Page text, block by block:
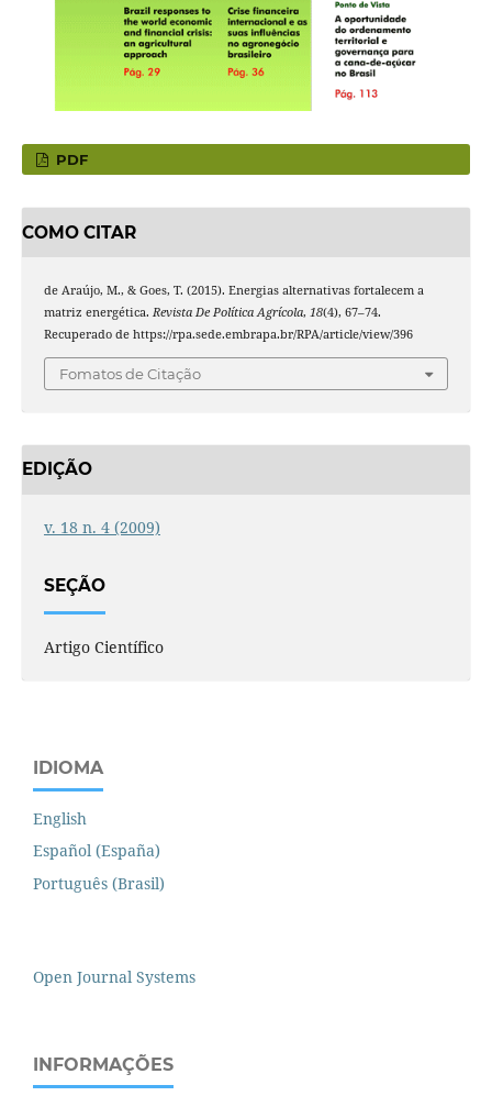
PDF
COMO CITAR
de Araújo, M., & Goes, T. (2015). Energias alternativas fortalecem a
matriz energética. Revista De Política Agrícola, 18(4), 67–74.
Recuperado de https://rpa.sede.embrapa.br/RPA/article/view/396
Fomatos de Citação
EDIÇÃO
v. 18 n. 4 (2009)
SEÇÃO
Artigo Científico
IDIOMA
English
Español (España)
Português (Brasil)
Open Journal Systems
INFORMAÇÕES